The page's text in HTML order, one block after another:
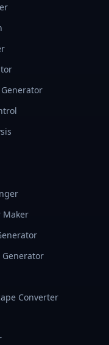
Maker
Generator
Converter